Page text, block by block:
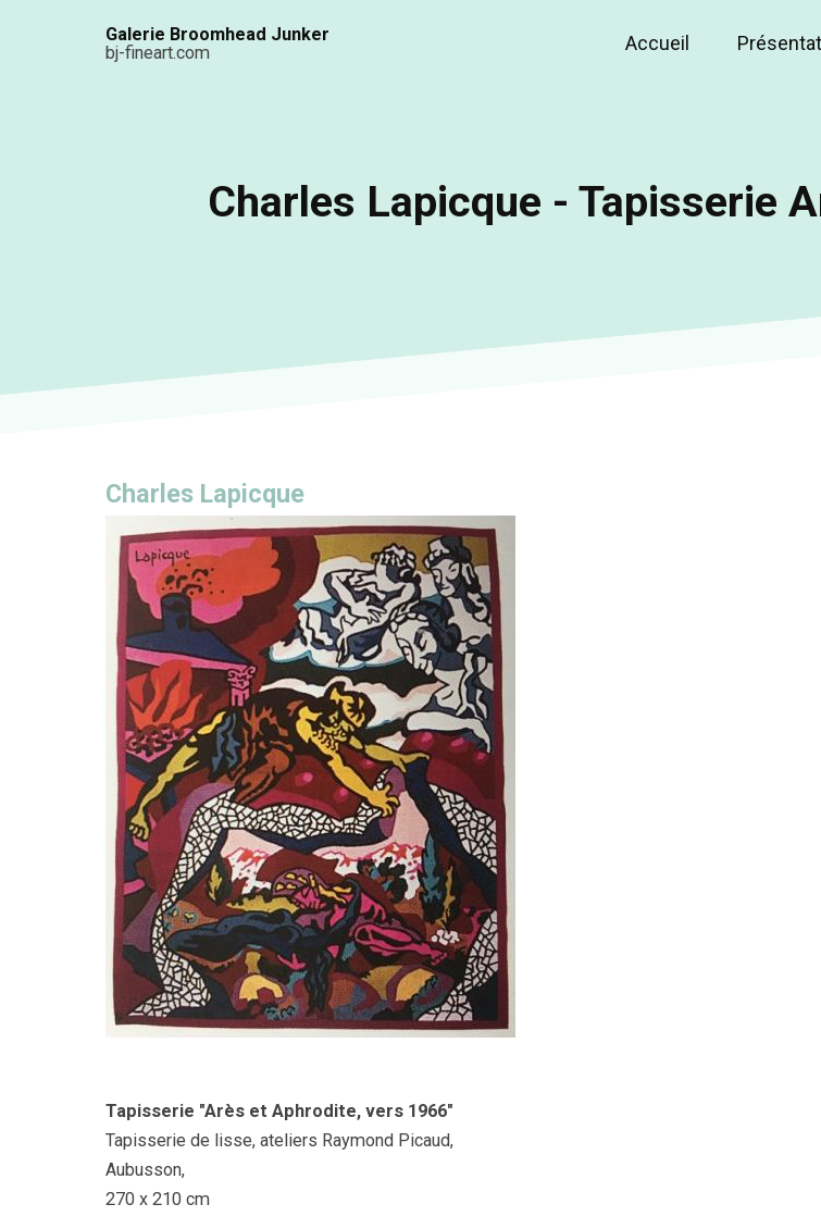
Galerie Broomhead Junker
bj-fineart.com
Main
Accueil
Charles Lapicque - Tapisserie
Charles Lapicque
Tapisserie "Arès et Aphrodite, vers 1966"
Tapisserie de lisse, ateliers Raymond Picaud,
Aubusson,
270 x 210 cm